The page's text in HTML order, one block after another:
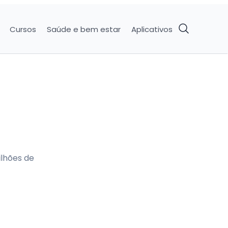
Cursos Saúde e bem estar Aplicativos
de